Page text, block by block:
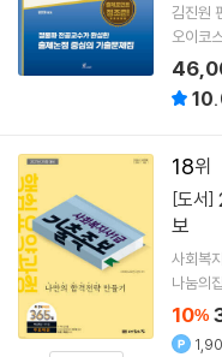
김진원
오이코
18
[도서]
보
사회복
나눔의집
10%